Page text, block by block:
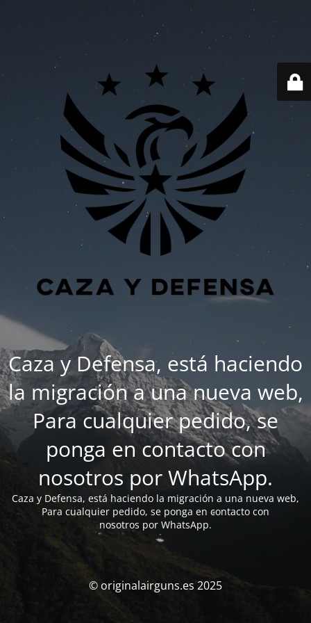
Caza y Defensa, está haciendo
la migración a una nueva web,
Para cualquier pedido, se
ponga en contacto con
nosotros por WhatsApp.
Caza y Defensa, está haciendo la migración a una nueva web,
Para cualquier pedido, se ponga en contacto con
nosotros por WhatsApp.
© originalairguns.es 2025